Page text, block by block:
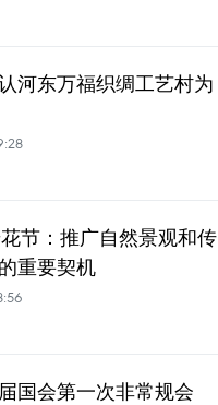
河东万福织绸工艺村为
节：推广自然景观和传
重要契机
国会第一次非常规会